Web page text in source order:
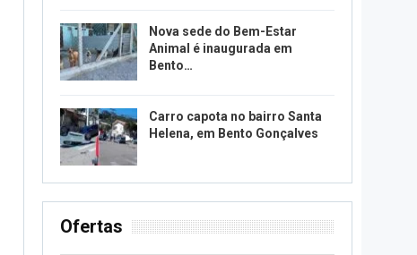
Nova sede do Bem-Estar
Animal é inaugurada em
Bento…
Carro capota no bairro Santa
Helena, em Bento Gonçalves
Ofertas